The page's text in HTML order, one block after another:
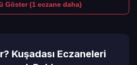
Göster (1 eczane daha)
Kuşadası Eczaneleri